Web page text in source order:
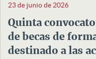
23 de junio de 2026
Quinta
de becas de
destinado a las